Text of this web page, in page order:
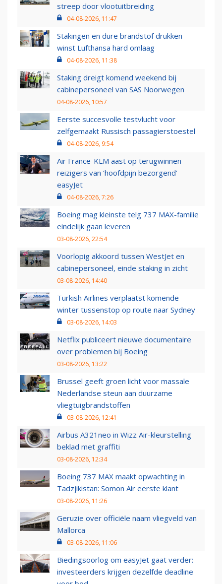
streep door vlootuitbreiding
04-08-2026, 11:47
Stakingen en dure brandstof drukken
winst Lufthansa hard omlaag
04-08-2026, 11:38
Staking dreigt komend weekend bij
cabinepersoneel van SAS Noorwegen
04-08-2026, 10:57
Eerste succesvolle testvlucht voor
zelfgemaakt Russisch passagierstoestel
04-08-2026, 9:54
Air France-KLM aast op terugwinnen
reizigers van ‘hoofdpijn bezorgend’
easyJet
04-08-2026, 7:26
Boeing mag kleinste telg 737 MAX-familie
eindelijk gaan leveren
03-08-2026, 22:54
Voorlopig akkoord tussen WestJet en
cabinepersoneel, einde staking in zicht
03-08-2026, 14:40
Turkish Airlines verplaatst komende
winter tussenstop op route naar Sydney
03-08-2026, 14:03
Netflix publiceert nieuwe documentaire
over problemen bij Boeing
03-08-2026, 13:22
Brussel geeft groen licht voor massale
Nederlandse steun aan duurzame
vliegtuigbrandstoffen
03-08-2026, 12:41
Airbus A321neo in Wizz Air-kleurstelling
beklad met graffiti
03-08-2026, 12:34
Boeing 737 MAX maakt opwachting in
Tadzjikistan: Somon Air eerste klant
03-08-2026, 11:26
Geruzie over officiële naam vliegveld van
Mallorca
03-08-2026, 11:06
Biedingsoorlog om easyJet gaat verder:
investeerders krijgen dezelfde deadline